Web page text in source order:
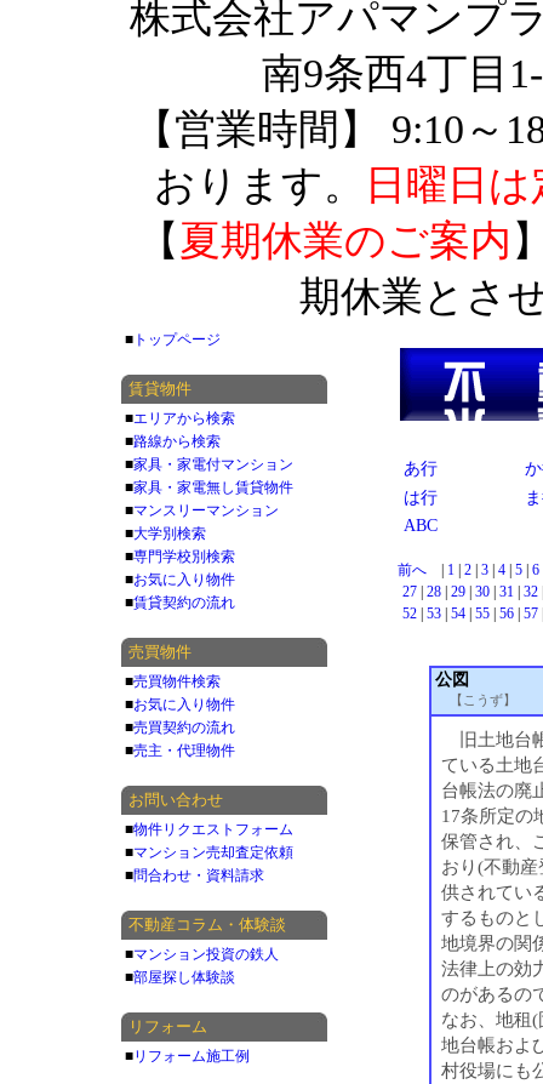
株式会社アパマンプ
南9条西4丁目
【営業時間】 9:10～
おります。
日曜日
【 夏期休業のご案内
期休業とさ
あ行
は行
ABC
前へ 1 2 3 4 5 6
27| 28| 29| 30| 31| 32
52| 53| 54| 55| 56| 57
公図
【こうず】
旧土地台
ている土地
台帳法の廃
17条所定の
保管され、
おり(不動
供されてい
するものと
地境界の関
法律上の効
のがあるの
なお、地租
地台帳およ
村役場にも
■ トップページ
賃貸物件
■エリアから検索
■路線から検索
■家具・家電付マンション
■家具・家電無し賃貸物件
■マンスリーマンション
■大学別検索
■専門学校別検索
■お気に入り物件
■賃貸契約の流れ
売買物件
■売買物件検索
■お気に入り物件
■売買契約の流れ
■売主・代理物件
お問い合わせ
■物件リクエストフォーム
■マンション売却査定依頼
■問合わせ・資料請求
不動産コラム・体験談
■マンション投資の鉄人
■部屋探し体験談
リフォーム
■リフォーム施工例